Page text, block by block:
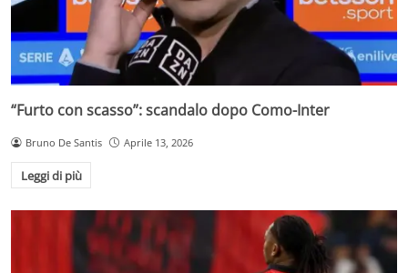
“Furto con scasso”: scandalo dopo Como-Inter
Bruno De Santis Aprile 13, 2026
Leggi di più